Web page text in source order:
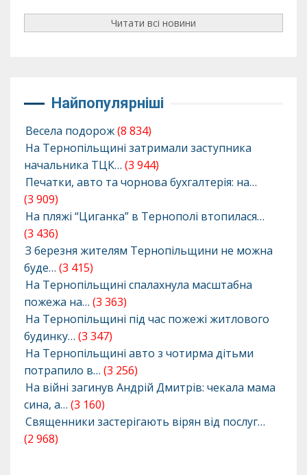
Читати всі новини
Найпопулярніші
Весела подорож(8 834)
На Тернопільщині затримали заступника
начальника ТЦК… (3 944)
Печатки, авто та чорнова бухгалтерія: на…
(3 909)
На пляжі “Циганка” в Тернополі втопилася…
(3 436)
З березня жителям Тернопільщини не можна
буде… (3 415)
На Тернопільщині спалахнула масштабна
пожежа на… (3 363)
На Тернопільщині під час пожежі житлового
будинку… (3 347)
На Тернопільщині авто з чотирма дітьми
потрапило в… (3 256)
На війні загинув Андрій Дмитрів: чекала мама
сина, а… (3 160)
Священники застерігають вірян від послуг…
(2 968)